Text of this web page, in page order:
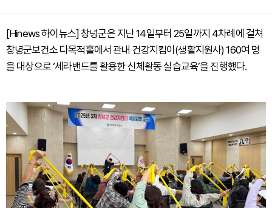
[Hinews 하이뉴스] 창녕군은 지난 14일부터 25일까지 4차례에 걸쳐
창녕군보건소 다목적홀에서 관내 건강지킴이(생활지원사) 160여 명
을 대상으로 ‘세라밴드를 활용한 신체활동 실습교육’을 진행했다.